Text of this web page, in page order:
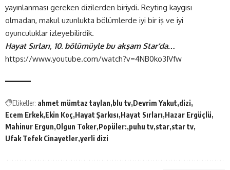
yayınlanması gereken dizilerden biriydi. Reyting kaygısı
olmadan, makul uzunlukta bölümlerde iyi bir iş ve iyi
oyunculuklar izleyebilirdik.
Hayat Sırları, 10. bölümüyle bu akşam Star’da…
https://www.youtube.com/watch?v=4NB0ko3IVfw
Etiketler: ahmet mümtaz taylan blu tv Devrim Yakut dizi
Ecem Erkek Ekin Koç Hayat Şarkısı Hayat Sırları Hazar Ergüçlü
Mahinur Ergun Olgun Toker Popüler: puhu tv star star tv
Ufak Tefek Cinayetler yerli dizi